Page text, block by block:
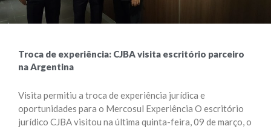
Troca de experiência: CJBA visita escritório parceiro
na Argentina
Visita permitiu a troca de experiência jurídica e
oportunidades para o Mercosul Experiência O escritório
jurídico CJBA visitou na última quinta-feira, 09 de março, o